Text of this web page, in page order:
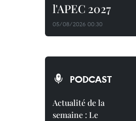
l'APEC 2027
05/08/2026 00:30
PODCAST
Actualité de la
semaine : Le